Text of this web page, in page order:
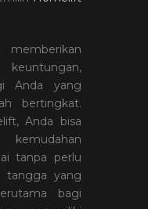
memberikan
Anda yang
bertingkat.
Anda bisa
tanpa perlu
tangga yang
bagi